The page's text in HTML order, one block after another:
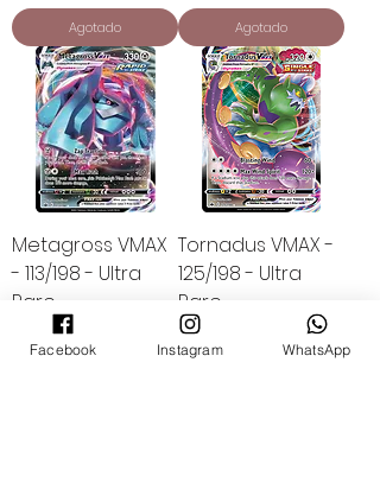
Agotado Agotado
Metagross VMAX
- 113/198 - Ultra
Rare
Precio
Q 15.00
Tornadus VMAX -
125/198 - Ultra
Rare
Precio
Q 15.00
Facebook Instagram WhatsApp